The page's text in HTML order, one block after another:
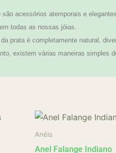
acessórios atemporais e
todas as nossas jóias.
prata é completamente natural,
existem várias maneiras simples
Anéis
Anel Falange Indiano